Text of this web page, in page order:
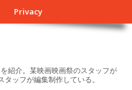
Privacy
紹介。某映画映画祭のスタッフが
ッフが編集制作している。